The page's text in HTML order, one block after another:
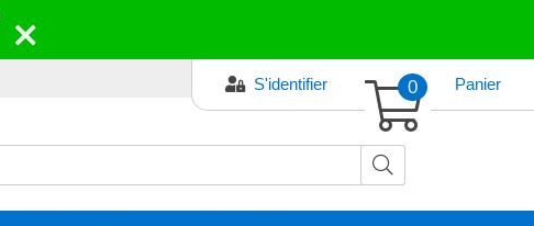
S'identifier 0 Panier